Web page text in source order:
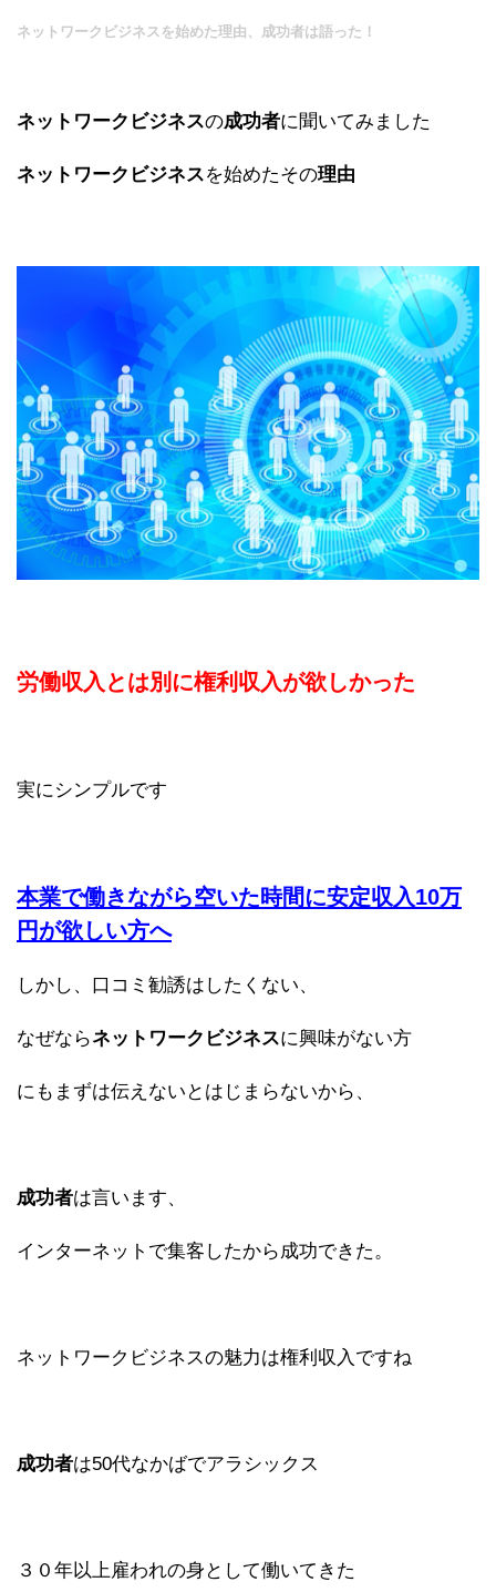
ネットワークビジネスを始めた理由、成功者は語った！
ネットワークビジネスの成功者に聞いてみました
ネットワークビジネスを始めたその理由
労働収入とは別に権利収入が欲しかった
実にシンプルです
本業で働きながら空いた時間に安定収入10万
円が欲しい方へ
しかし、口コミ勧誘はしたくない、
なぜならネットワークビジネスに興味がない方
にもまずは伝えないとはじまらないから、
成功者は言います、
インターネットで集客したから成功できた。
ネットワークビジネスの魅力は権利収入ですね
成功者は50代なかばでアラシックス
３０年以上雇われの身として働いてきた